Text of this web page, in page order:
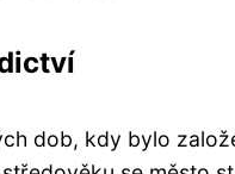
dob, kdy bylo